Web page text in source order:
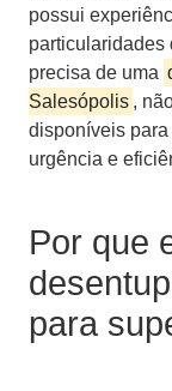
possui
particularidades
precisa de uma
Salesópolis ,
disponíveis
urgência e
Por que
para